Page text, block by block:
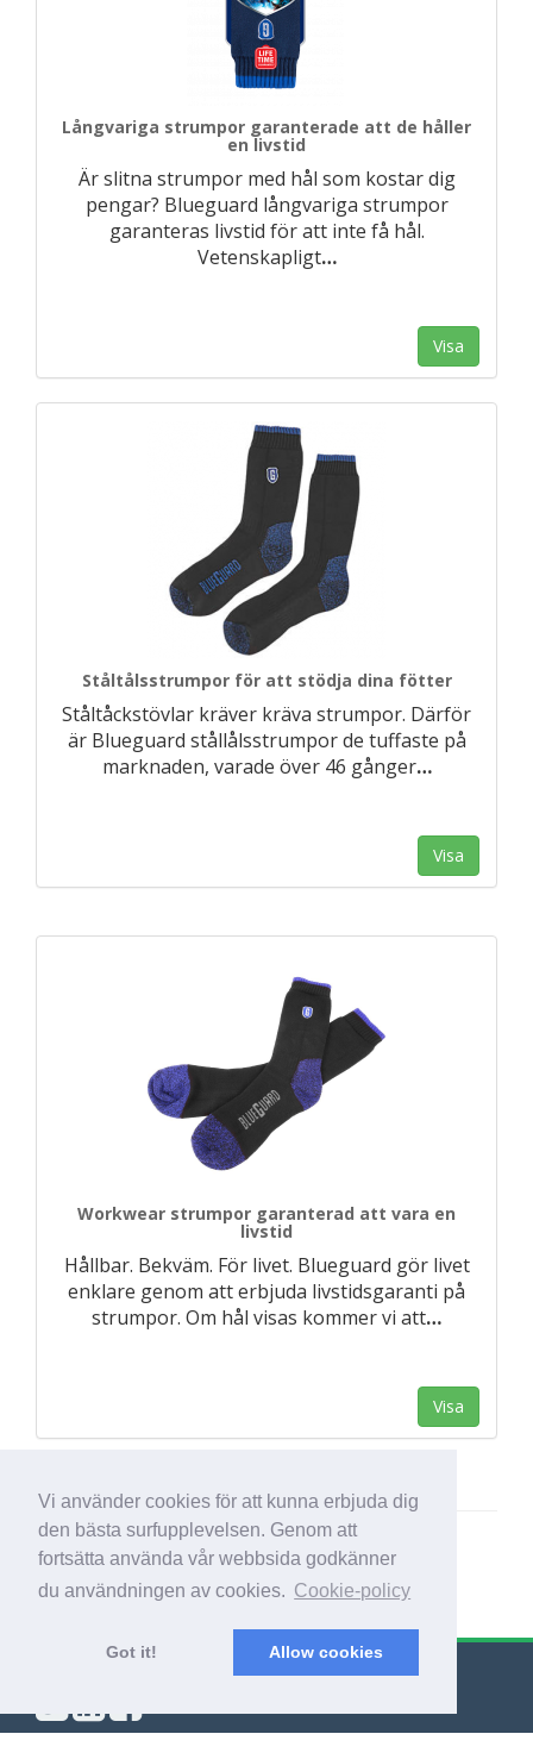
Vi använder cookies för att kunna erbjuda dig
den bästa surfupplevelsen. Genom att
fortsätta använda vår webbsida godkänner
du användningen av cookies. Cookie-policy
Got it! Allow cookies
Långvariga strumpor garanterade att de håller
en livstid
Är slitna strumpor med hål som kostar dig
pengar? Blueguard långvariga strumpor
garanteras livstid för att inte få hål.
Vetenskapligt…
Visa
Ståltålsstrumpor för att stödja dina fötter
Ståltåckstövlar kräver kräva strumpor. Därför
är Blueguard stållålsstrumpor de tuffaste på
marknaden, varade över 46 gånger…
Visa
Workwear strumpor garanterad att vara en
livstid
Hållbar. Bekväm. För livet. Blueguard gör livet
enklare genom att erbjuda livstidsgaranti på
strumpor. Om hål visas kommer vi att…
Visa
© Export Worldwide 2026